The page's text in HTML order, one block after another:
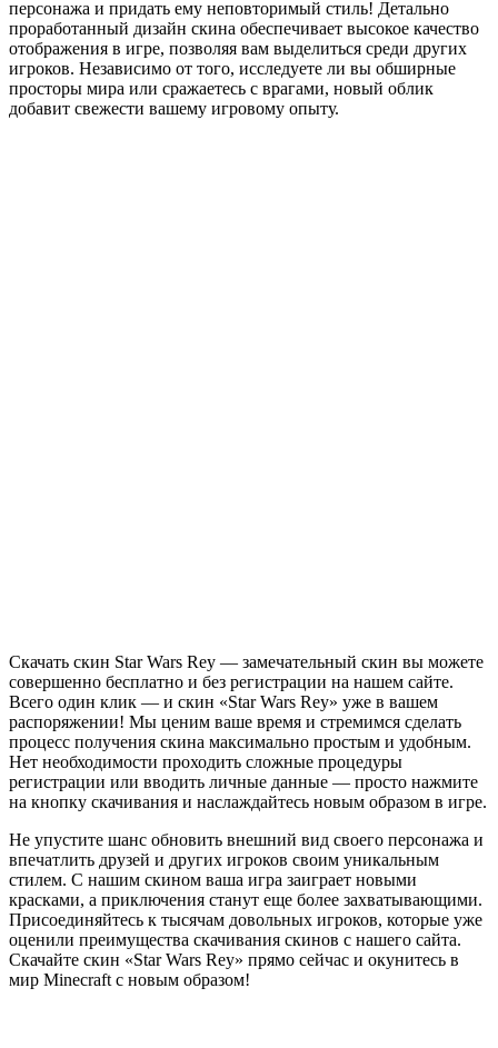
персонажа и придать ему неповторимый стиль! Детально
проработанный дизайн скина обеспечивает высокое качество
отображения в игре, позволяя вам выделиться среди других
игроков. Независимо от того, исследуете ли вы обширные
просторы мира или сражаетесь с врагами, новый облик
добавит свежести вашему игровому опыту.
Скачать скин Star Wars Rey — замечательный скин вы можете
совершенно бесплатно и без регистрации на нашем сайте.
Всего один клик — и скин «Star Wars Rey» уже в вашем
распоряжении! Мы ценим ваше время и стремимся сделать
процесс получения скина максимально простым и удобным.
Нет необходимости проходить сложные процедуры
регистрации или вводить личные данные — просто нажмите
на кнопку скачивания и наслаждайтесь новым образом в игре.
Не упустите шанс обновить внешний вид своего персонажа и
впечатлить друзей и других игроков своим уникальным
стилем. С нашим скином ваша игра заиграет новыми
красками, а приключения станут еще более захватывающими.
Присоединяйтесь к тысячам довольных игроков, которые уже
оценили преимущества скачивания скинов с нашего сайта.
Скачайте скин «Star Wars Rey» прямо сейчас и окунитесь в
мир Minecraft с новым образом!